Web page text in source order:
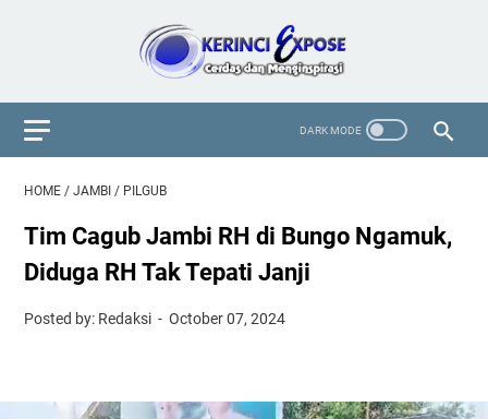
HOME / JAMBI / PILGUB
Tim Cagub Jambi RH di Bungo Ngamuk,
Diduga RH Tak Tepati Janji
Posted by: Redaksi October 07, 2024